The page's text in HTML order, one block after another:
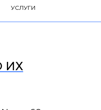
УСЛУГИ
ИХ